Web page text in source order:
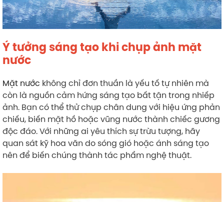
Ý tưởng sáng tạo khi chụp ảnh mặt
nước
Mặt nước không chỉ đơn thuần là yếu tố tự nhiên mà
còn là nguồn cảm hứng sáng tạo bất tận trong nhiếp
ảnh. Bạn có thể thử chụp chân dung với hiệu ứng phản
chiếu, biến mặt hồ hoặc vũng nước thành chiếc gương
độc đáo. Với những ai yêu thích sự trừu tượng, hãy
quan sát kỹ hoa văn do sóng gió hoặc ánh sáng tạo
nên để biến chúng thành tác phẩm nghệ thuật.